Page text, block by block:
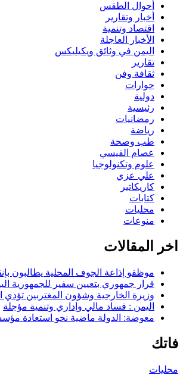
أحوال الطقس
أخبار وتقارير
اقتصاد وتنمية
الأخبار العاجلة
اليمن في وثائق ويكيليكس
تقارير
ثقافة وفن
حوارات
دولية
رئيسية
رمضانيات
رياضة
طب وصحة
عصام القيسي
علوم وتكنولوجيا
علي عزي
كاريكاتير
كتابات
محليات
منوعات
اخر المقالات
موظفو إذاعة الجوف المحلية يطالبون
قرار جمهوري بتعيين سفير للجمهورية
وزيرة الخارجية وشؤون المغتربين تؤدي
اليمن : فساد مالي وإداري وتنمية مؤجلة
معوضة: الدولة ماضية نحو استعادة
فاتك
محليات